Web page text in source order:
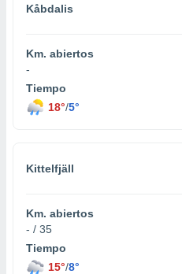
Kåbdalis
Km. abiertos
-
Tiempo
18°/5°
Kittelfjäll
Km. abiertos
- / 35
Tiempo
15°/8°